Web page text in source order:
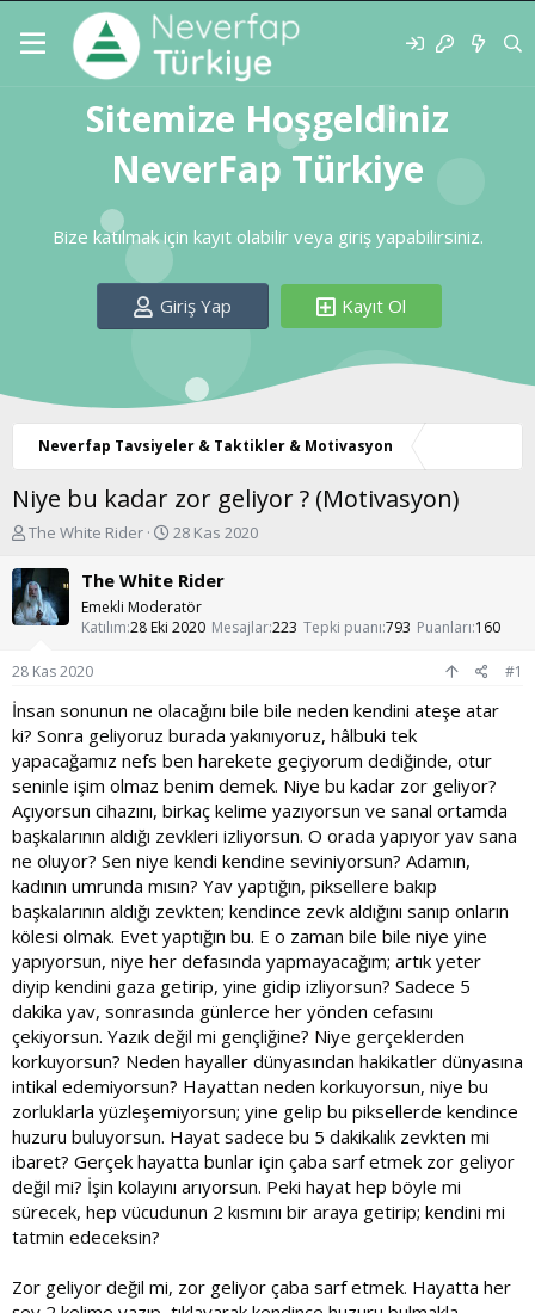
Sitemize Hoşgeldiniz
NeverFap Türkiye
Bize katılmak için kayıt olabilir veya giriş yapabilirsiniz.
Giriş Yap Kayıt Ol
Neverfap Tavsiyeler & Taktikler & Motivasyon
Niye bu kadar zor geliyor ? (Motivasyon)
K
n
u
y
a
ş
l
t
a
n
The White Rider
B
a
n
ç
t
a
r
i
h
i
28 Kas 2020
The White Rider
Emekli Moderatör
Katılım 28 Eki 2020 Mesajlar223 Tepki puanı 793 Puanları 160
28 Kas 2020 #1
İnsan sonunun ne olacağını bile bile neden kendini ateşe atar
ki? Sonra geliyoruz burada yakınıyoruz, hâlbuki tek
yapacağamız nefs ben harekete geçiyorum dediğinde, otur
seninle işim olmaz benim demek. Niye bu kadar zor geliyor?
Açıyorsun cihazını, birkaç kelime yazıyorsun ve sanal ortamda
başkalarının aldığı zevkleri izliyorsun. O orada yapıyor yav sana
ne oluyor? Sen niye kendi kendine seviniyorsun? Adamın,
kadının umrunda mısın? Yav yaptığın, piksellere bakıp
başkalarının aldığı zevkten; kendince zevk aldığını sanıp onların
kölesi olmak. Evet yaptığın bu. E o zaman bile bile niye yine
yapıyorsun, niye her defasında yapmayacağım; artık yeter
diyip kendini gaza getirip, yine gidip izliyorsun? Sadece 5
dakika yav, sonrasında günlerce her yönden cefasını
çekiyorsun. Yazık değil mi gençliğine? Niye gerçeklerden
korkuyorsun? Neden hayaller dünyasından hakikatler dünyasına
intikal edemiyorsun? Hayattan neden korkuyorsun, niye bu
zorluklarla yüzleşemiyorsun; yine gelip bu piksellerde kendince
huzuru buluyorsun. Hayat sadece bu 5 dakikalık zevkten mi
ibaret? Gerçek hayatta bunlar için çaba sarf etmek zor geliyor
değil mi? İşin kolayını arıyorsun. Peki hayat hep böyle mi
sürecek, hep vücudunun 2 kısmını bir araya getirip; kendini mi
tatmin edeceksin?
Zor geliyor değil mi, zor geliyor çaba sarf etmek. Hayatta her